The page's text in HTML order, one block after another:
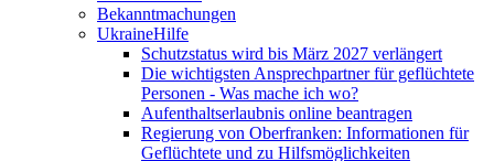
Bekanntmachungen
UkraineHilfe
Schutzstatus wird bis März 2027 verlängert
Die wichtigsten Ansprechpartner für geflüchtete
Personen - Was mache ich wo?
Aufenthaltserlaubnis online beantragen
Regierung von Oberfranken: Informationen für
Geflüchtete und zu Hilfsmöglichkeiten